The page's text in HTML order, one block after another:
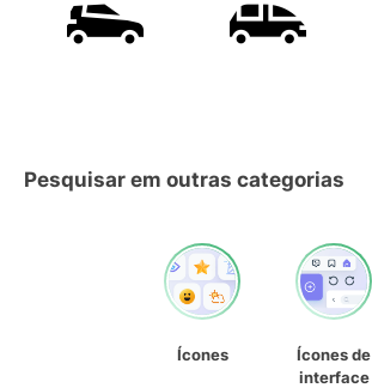
Pesquisar em outras categorias
Ícones
Ícones de
interface